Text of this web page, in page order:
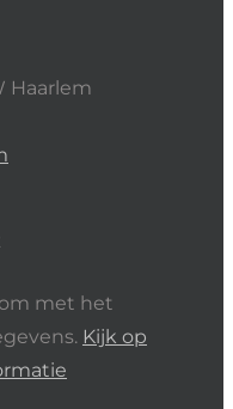
Haarlem
met het
Kijk op